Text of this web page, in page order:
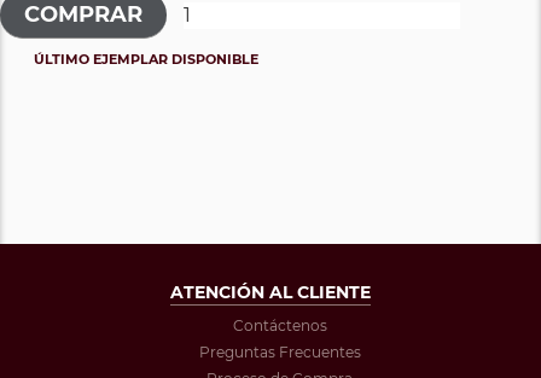
ÚLTIMO EJEMPLAR DISPONIBLE
ATENCIÓN AL CLIENTE
Contáctenos
Preguntas Frecuentes